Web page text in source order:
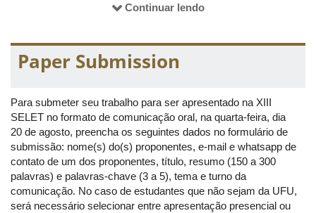
José Paulo da Silva Medeiros
Maria Laura da Silva Bastos
Sara Andressa de Oliveira
Valeska Virgínia Soares Souza
Victória Silva Castão
Comissão Científica
Alessandra Gomes de Lima Alves Santana
Aquésia Maciel Goés
Caio Gomes Ribeiro
Camila Cardoso Barros
Continuar lendo
Paper Submission
Para submeter seu trabalho para ser apresentado na XIII
SELET no formato de comunicação oral, na quarta-feira, dia
20 de agosto, preencha os seguintes dados no formulário de
submissão: nome(s) do(s) proponentes, e-mail e whatsapp de
contato de um dos proponentes, título, resumo (150 a 300
palavras) e palavras-chave (3 a 5), tema e turno da
comunicação. No caso de estudantes que não sejam da UFU,
será necessário selecionar entre apresentação presencial ou